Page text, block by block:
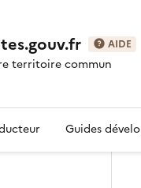
AIDE
territoire commun
Guides